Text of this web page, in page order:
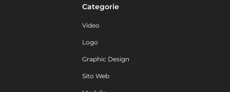
Categorie
Video
Logo
Graphic Design
Sito Web